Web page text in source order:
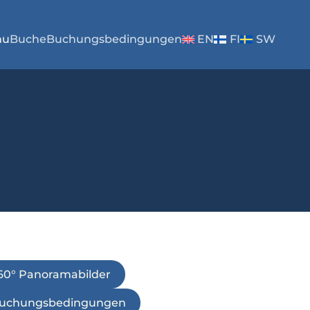
BucheBuchungsbedingungen EN FI SW
Panoramabilder